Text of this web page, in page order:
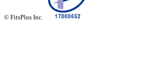
© FitsPlus Inc.